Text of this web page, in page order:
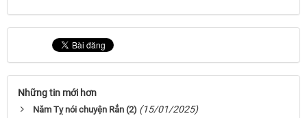
Những tin mới hơn
Năm Tỵ nói chuyện Rắn (2) (15/01/2025)